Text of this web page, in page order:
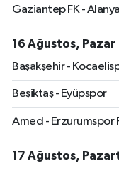
Gaziantep FK -
16 Ağustos, Pazar
Başakşehir -
Beşiktaş - Eyüpspor
Amed - Erzurumspor
17 Ağustos,